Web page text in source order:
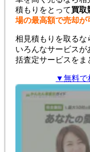
積もりをとって買取
場の最高額で売却が
相見積もりを取るな
いろんなサービス
括査定サービスをま
▼無料で